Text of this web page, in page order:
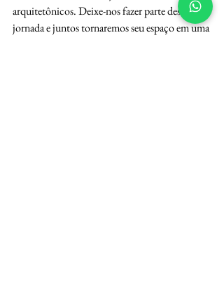
arquitetônicos. Deixe-nos fazer parte dessa
jornada e juntos tornaremos seu espaço em uma